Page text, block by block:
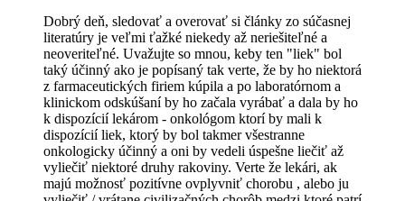
Dobrý deň, sledovať a overovať si články zo súčasnej
literatúry je veľmi ťažké niekedy až neriešiteľné a
neoveriteľné. Uvažujte so mnou, keby ten "liek" bol
taký účinný ako je popísaný tak verte, že by ho niektorá
z farmaceutických firiem kúpila a po laboratórnom a
klinickom odskúšaní by ho začala vyrábať a dala by ho
k dispozícií lekárom - onkológom ktorí by mali k
dispozícií liek, ktorý by bol takmer všestranne
onkologicky účinný a oni by vedeli úspešne liečiť až
vyliečiť niektoré druhy rakoviny. Verte že lekári, ak
majú možnosť pozitívne ovplyvniť chorobu , alebo ju